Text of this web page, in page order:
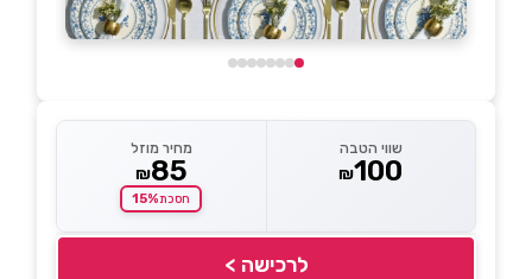
שווי הטבה
₪100
מחיר מוזל
₪85
חסכת15%
לרכישה >